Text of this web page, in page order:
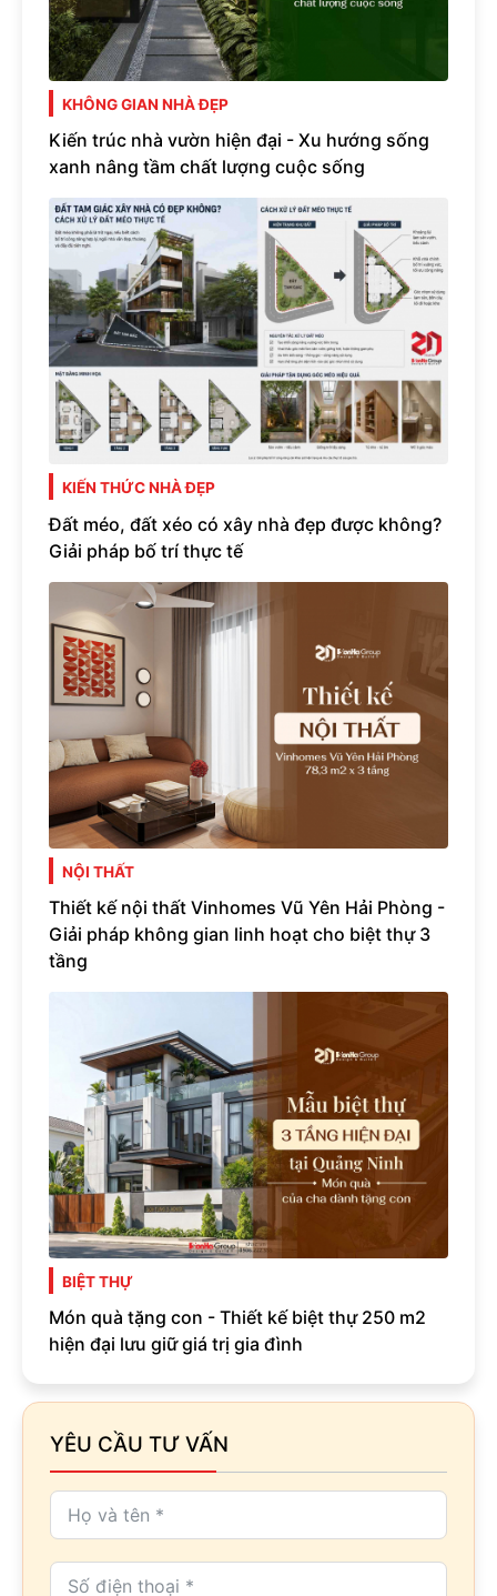
KHÔNG GIAN NHÀ ĐẸP
Kiến trúc nhà vườn hiện đại - Xu hướng sống
xanh nâng tầm chất lượng cuộc sống
KIẾN THỨC NHÀ ĐẸP
Đất méo, đất xéo có xây nhà đẹp được không?
Giải pháp bố trí thực tế
NỘI THẤT
Thiết kế nội thất Vinhomes Vũ Yên Hải Phòng -
Giải pháp không gian linh hoạt cho biệt thự 3
tầng
BIỆT THỰ
Món quà tặng con - Thiết kế biệt thự 250 m2
hiện đại lưu giữ giá trị gia đình
YÊU CẦU TƯ VẤN